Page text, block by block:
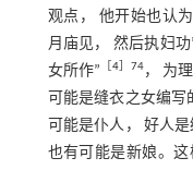
观点， 他开始也认
月庙见， 然后执妇
女所作”
4］74， 为
可能是缝衣之女编写
可能是仆人， 好人
也有可能是新娘。